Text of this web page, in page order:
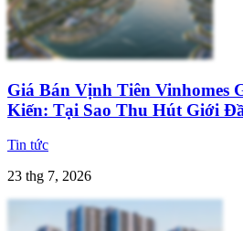
Giá Bán Vịnh Tiên Vinhomes
Kiến: Tại Sao Thu Hút Giới
Tin tức
23 thg 7, 2026